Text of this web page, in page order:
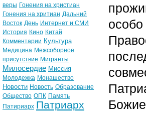
веры Гонения на христиан
Гонения на хритиан Дальний
Восток День Интернет и СМИ
История Кино Китай
Комментарии Культура
Медицина Межсоборное
присутствие Мигранты
Милосердие Миссия
Молодежка Монашество
Новости Новость Образование
Общество ОПК Память
Патириарх Патриарх